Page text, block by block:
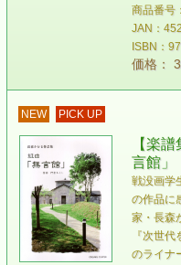
商品番号
JAN：
ISBN：
価格：
NEW PICK UP
【楽
言館」
戦没画学
の作品に
家・長森
『次世
のライナ